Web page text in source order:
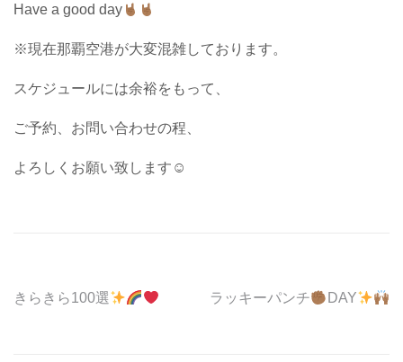
Have a good day
※現在那覇空港が大変混雑しております。
スケジュールには余裕をもって、
ご予約、お問い合わせの程、
よろしくお願い致します☺︎
投
きらきら100選 ラッキーパンチ DAY